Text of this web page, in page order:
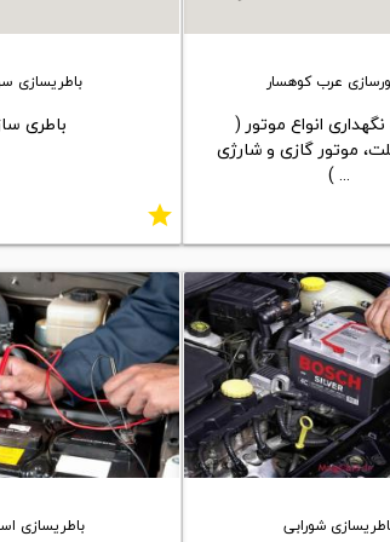
عرب کوهسار
انواع موتور (
موتور گازی و شارژی
... )
باطریسازی
باطری
star
شورابی باطریسازی